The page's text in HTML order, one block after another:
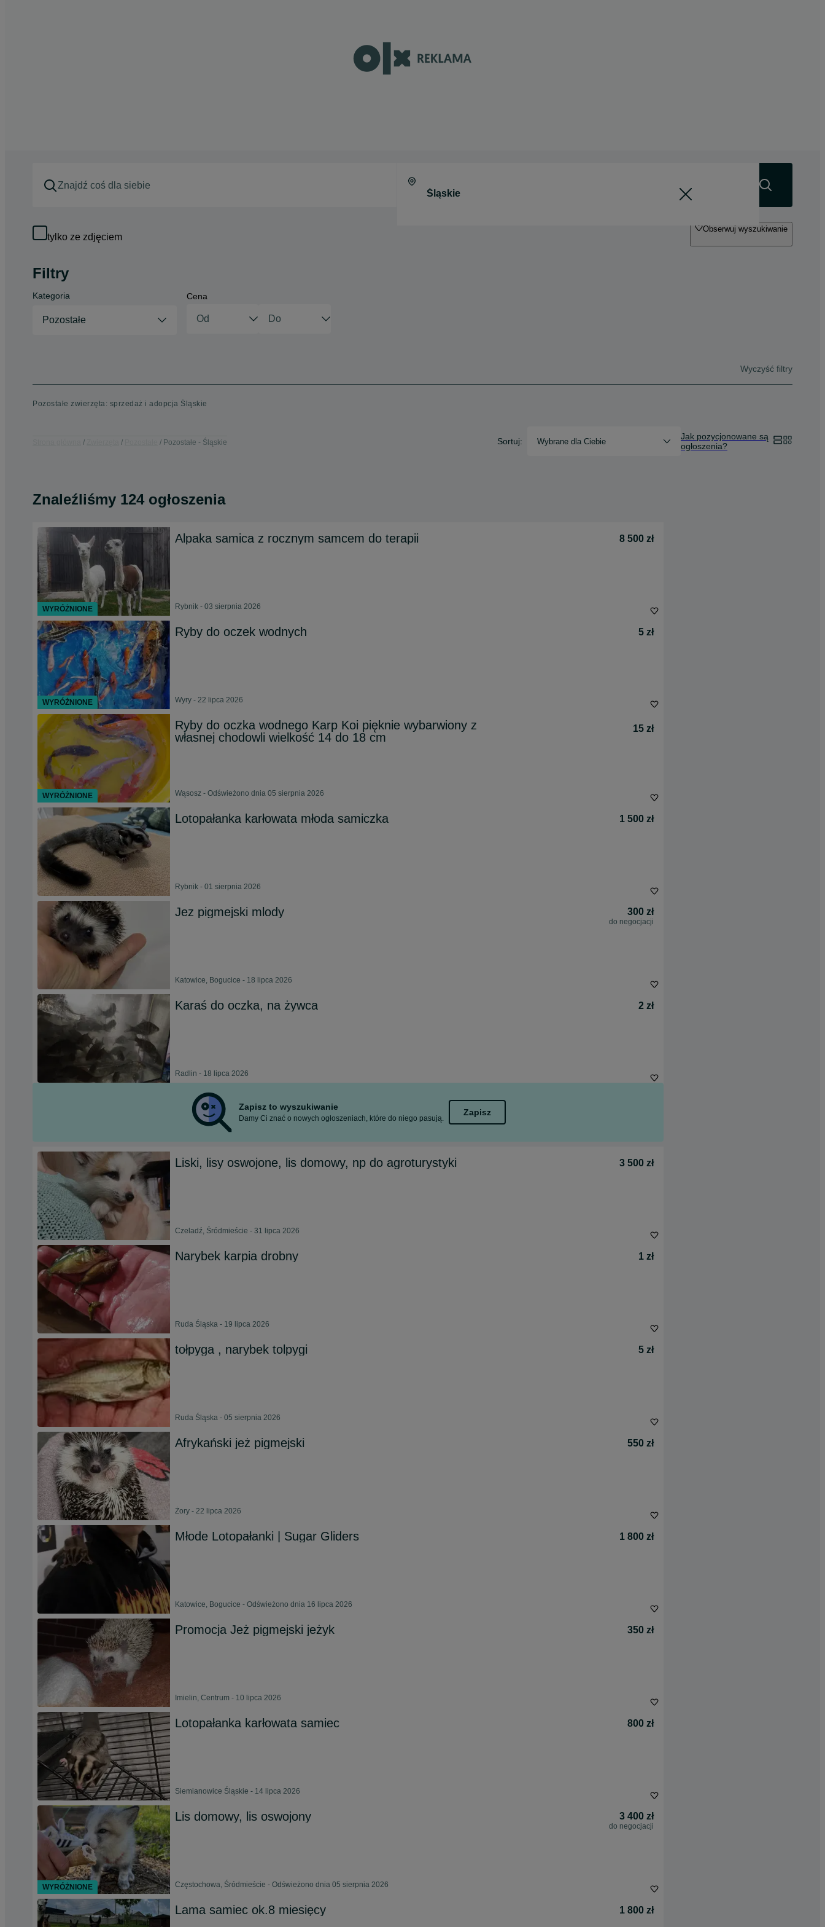
tylko ze zdjęciem
Obserwuj wyszukiwanie
Filtry
Kategoria
Pozostałe
Cena
Wyczyść filtry
Pozostałe zwierzęta: sprzedaż i adopcja Śląskie
Pozostałe - Śląskie Sortuj: Wybrane dla Ciebie
Jak pozycjonowane są
ogłoszenia?
Znaleźliśmy 124 ogłoszenia
Alpaka samica z rocznym samcem do terapii 8 500 zł
Rybnik - 03 sierpnia 2026
Ryby do oczek wodnych 5 zł
Wyry - 22 lipca 2026
Ryby do oczka wodnego Karp Koi pięknie wybarwiony z
własnej chodowli wielkość 14 do 18 cm
15 zł
Wąsosz - Odświeżono dnia 05 sierpnia 2026
Lotopałanka karłowata młoda samiczka 1 500 zł
Rybnik - 01 sierpnia 2026
Jez pigmejski mlody 300 zł
do negocjacji
Katowice, Bogucice - 18 lipca 2026
Karaś do oczka, na żywca 2 zł
Radlin - 18 lipca 2026
Zapisz to wyszukiwanie
Damy Ci znać o nowych ogłoszeniach, które do niego pasują.
Zapisz
Liski, lisy oswojone, lis domowy, np do agroturystyki 3 500 zł
Czeladź, Śródmieście - 31 lipca 2026
Narybek karpia drobny 1 zł
Ruda Śląska - 19 lipca 2026
tołpyga , narybek tolpygi 5 zł
Ruda Śląska - 05 sierpnia 2026
Afrykański jeż pigmejski 550 zł
Żory - 22 lipca 2026
Młode Lotopałanki | Sugar Gliders 1 800 zł
Katowice, Bogucice - Odświeżono dnia 16 lipca 2026
Promocja Jeż pigmejski jeżyk 350 zł
Imielin, Centrum - 10 lipca 2026
Lotopałanka karłowata samiec 800 zł
Siemianowice Śląskie - 14 lipca 2026
Lis domowy, lis oswojony 3 400 zł
do negocjacji
Częstochowa, Śródmieście - Odświeżono dnia 05 sierpnia 2026
Lama samiec ok.8 miesięcy 1 800 zł
WYRÓŻNIONE
WYRÓŻNIONE
WYRÓŻNIONE
WYRÓŻNIONE